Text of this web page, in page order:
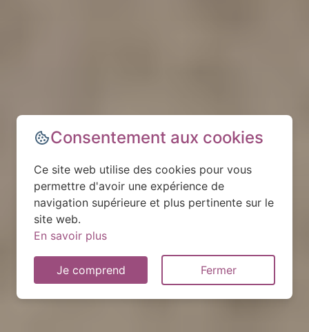
Consentement aux cookies
Ce site web utilise des cookies pour vous
permettre d'avoir une expérience de
navigation supérieure et plus pertinente sur le
site web.
En savoir plus
Je comprend Fermer